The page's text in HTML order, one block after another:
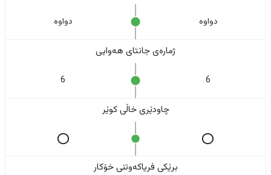
دواوە دواوە
ژمارەی جانتای هەوایی
6
6
چاودێری خاڵی کوێر
برێکی فریاکەوتنی خۆکار